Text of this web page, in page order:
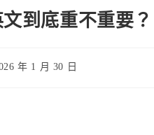
到底重不重要？
年 1 月 30 日